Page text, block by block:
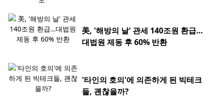
美, '해방의 날' 관세 140조원 환급…
대법원 제동 후 60% 반환
'타인의 호의'에 의존하게 된 빅테크
들, 괜찮을까?